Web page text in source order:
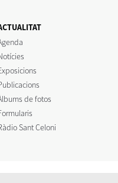
de fotos
Sant Celoni